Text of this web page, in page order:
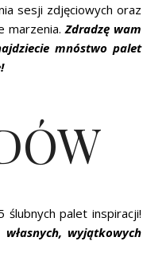
sesji zdjęciowych oraz
marzenia.Zdradzę wam
mnóstwo palet
palet inspiracji!
wyjątkowych